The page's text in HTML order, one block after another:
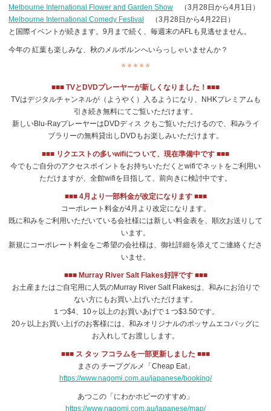
Melbourne International Flower and Garden Show （3月28日から4月1日）
Melbourne International Comedy Festival
（3月28日から4月22日）
と国際イベントが続きます。9月まで続く、毎週末のAFLも見逃せません。
今年の 紅葉も楽しみな、秋のメルボルンへいらっしゃいませんか？
* * * * *
■■■ TVとDVDプレーヤーが新しくなりました！■■■
TVはデジタルチャンネルが（ようやく）入るようになり、NHKプレミアムも
引き続き無料にてご覧いただけます。
新しいBlu-RayプレーヤーはDVDディス クもご覧いただけるので、和みライ
ブラリーの無料貸出しDVDもお楽しみいただけます。
■■■ リクエストの多いwifiにつ いて、現在準備中です ■■■
今でもご自分のアクセスポイントをお持ちいただくとwifiでネットをご利用い
ただけますが、全館wifiを目指して、前向きに検討中です。
■■■ 4月より一部料金が改定になります ■■■
コーポレート料金が4月より改定になります。
既に和みをご利用いただいている会社様には新しい料金表を、順次お送りして
います。
新規にコーポレート料金をご希望の会社様は、御社詳細を添えてご連絡くださ
いませ。
■■■ Murray River Salt Flakes好評です ■■■
お土産またはご自宅用に人気のMurray River Salt Flakesは、和みにお泊りで
ない方にもお買い上げいただけます。
１つ$4、10ヶ以上のお買いあげで１つ$3.50です。
20ヶ以上お買い上げのお客様には、和みオリジナルのポッサムエコバッグに
お入れしてお渡しします。
■■■ ス タッ フコラムを一部更新しました ■■■
まさの チープグルメ「Cheap Eat」
https://www.nagomi.com.au/japanese/booking/
あつこの「にわかホビーのすすめ」
https://www.nagomi.com.au/japanese/map/